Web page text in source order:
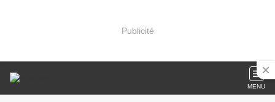
Publicité
MENU